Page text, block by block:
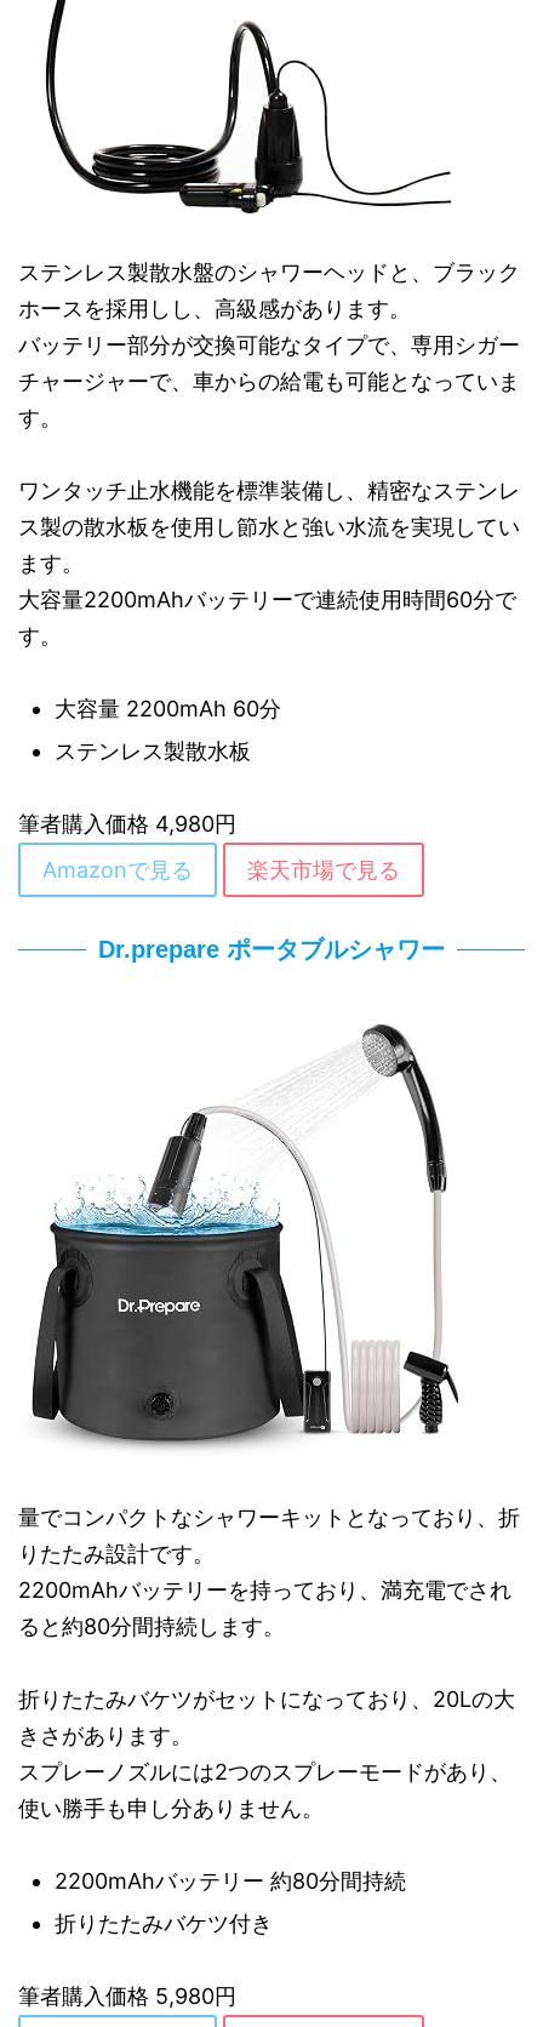
ステンレス製散水盤のシャワーヘッドと、ブラック
ホースを採用しし、高級感があります。
バッテリー部分が交換可能なタイプで、専用シガー
チャージャーで、車からの給電も可能となっていま
す。
ワンタッチ止水機能を標準装備し、精密なステンレ
ス製の散水板を使用し節水と強い水流を実現してい
ます。
大容量2200mAhバッテリーで連続使用時間60分で
す。
大容量 2200mAh 60分
ステンレス製散水板
筆者購入価格 4,980円
Amazonで見る
楽天市場で見る
Dr.prepare ポータブルシャワー
量でコンパクトなシャワーキットとなっており、折
りたたみ設計です。
2200mAhバッテリーを持っており、満充電でされ
ると約80分間持続します。
折りたたみバケツがセットになっており、20Lの大
きさがあります。
スプレーノズルには2つのスプレーモードがあり、
使い勝手も申し分ありません。
2200mAhバッテリー 約80分間持続
折りたたみバケツ付き
筆者購入価格 5,980円